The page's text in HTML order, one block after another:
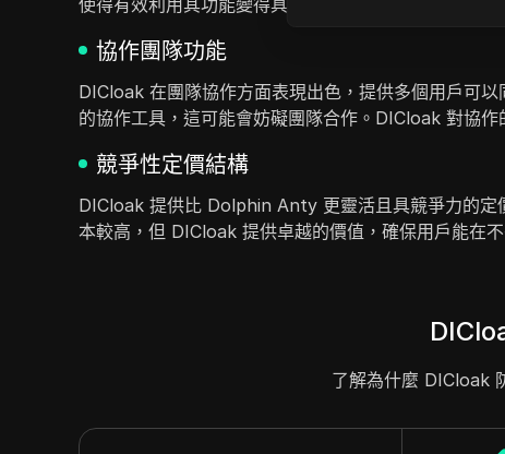
使得有效利用其功能變得具有挑戰性。使用 DICloak，
協作團隊功能
DICloak 在團隊協作方面表現出色，提供多個用戶可
的協作工具，這可能會妨礙團隊合作。DICloak 對協
競爭性定價結構
DICloak 提供比 Dolphin Anty 更靈活且具競爭力的
本較高，但 DICloak 提供卓越的價值，確保用戶能在
了解為什麼 DICloak